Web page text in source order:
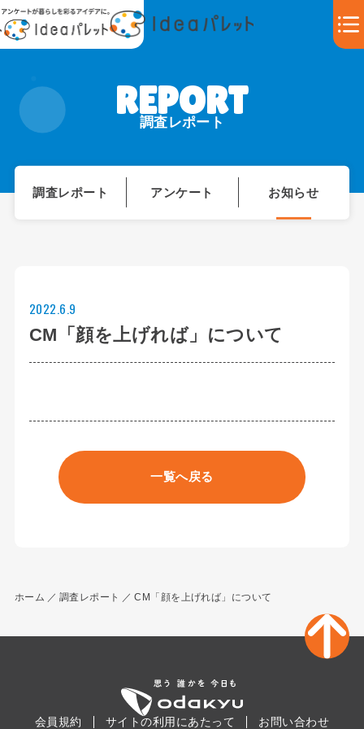
調査レポート
調査レポート アンケート お知らせ
CM「顔を上げれば」について
2022.6.9
一覧へ戻る
ホーム 調査レポート CM「顔を上げれば」について
会員規約 サイトの利用にあたって お問い合わせ